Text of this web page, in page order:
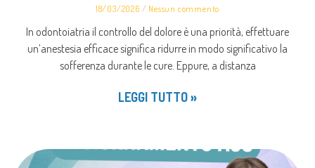
18/03/2026 Nessun commento
In odontoiatria il controllo del dolore è una priorità, effettuare
un’anestesia efficace significa ridurre in modo significativo la
sofferenza durante le cure. Eppure, a distanza
LEGGI TUTTO »